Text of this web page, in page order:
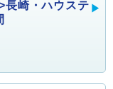
長崎・ハウステ